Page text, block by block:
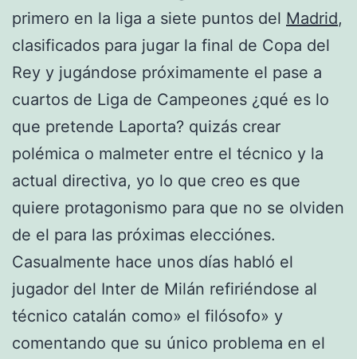
primero en la liga a siete puntos del Madrid,
clasificados para jugar la final de Copa del
Rey y jugándose próximamente el pase a
cuartos de Liga de Campeones ¿qué es lo
que pretende Laporta? quizás crear
polémica o malmeter entre el técnico y la
actual directiva, yo lo que creo es que
quiere protagonismo para que no se olviden
de el para las próximas elecciónes.
Casualmente hace unos días habló el
jugador del Inter de Milán refiriéndose al
técnico catalán como» el filósofo» y
comentando que su único problema en el